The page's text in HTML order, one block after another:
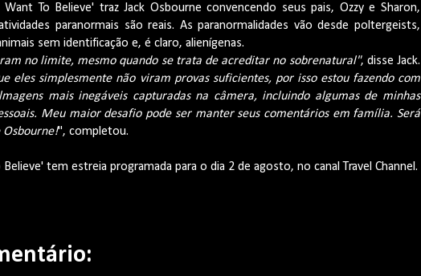
To Believe' traz Jack Osbourne convencendo seus pais, Ozzy e Sharon,
paranormais são reais. As paranormalidades vão desde poltergeists,
sem identificação e, é claro, alienígenas.
no limite, mesmo quando se trata de acreditar no sobrenatural", disse Jack.
eles simplesmente não viram provas suficientes, por isso estou fazendo com
mais inegáveis ​​capturadas na câmera, incluindo algumas de minhas
Meu maior desafio pode ser manter seus comentários em família. Será
Osbourne!", completou.
tem estreia programada para o dia 2 de agosto, no canal Travel Channel.